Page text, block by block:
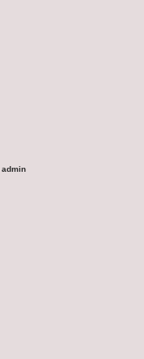
admin